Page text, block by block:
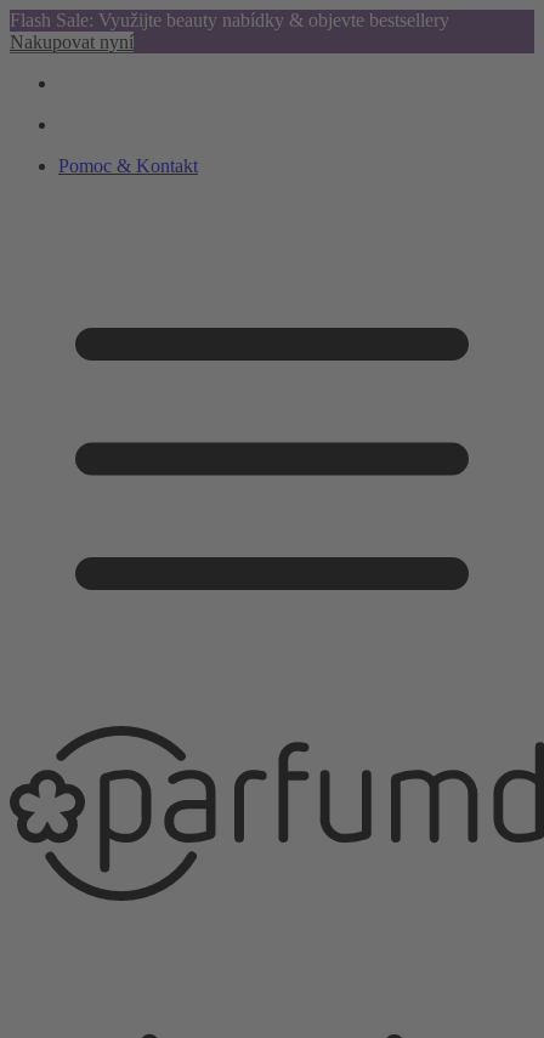
Flash Sale: Využijte beauty nabídky & objevte bestsellery
Nakupovat nyní
Pomoc & Kontakt